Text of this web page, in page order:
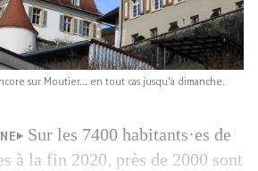
sur Moutier... en tout cas jusqu'à dimanche.
Sur les 7400 habitants·es de
à la fin 2020, près de 2000 sont